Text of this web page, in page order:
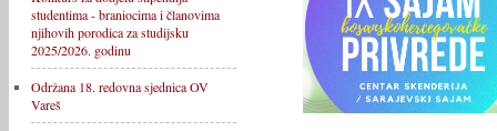
studentima - braniocima i članovima
njihovih porodica za studijsku
2025/2026. godinu
Održana 18. redovna sjednica OV
Vareš